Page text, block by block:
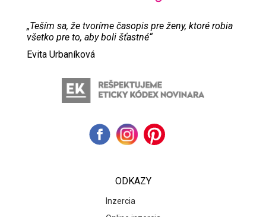
„Teším sa, že tvoríme časopis pre ženy, ktoré robia
všetko pre to, aby boli šťastné“
Evita Urbaníková
ODKAZY
Inzercia